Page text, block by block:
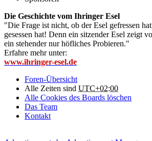
Die Geschichte vom Ihringer Esel
"Die Frage ist nicht, ob der Esel gefressen
gesessen hat! Denn ein sitzender Esel zeigt
ein stehender nur höfliches Probieren."
Erfahre mehr unter:
www.ihringer-esel.de
Foren-Übersicht
Alle Zeiten sind UTC+02:00
Alle Cookies des Boards löschen
Das Team
Kontakt